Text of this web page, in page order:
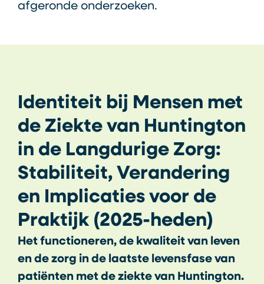
afgeronde onderzoeken.
Identiteit bij Mensen met
de Ziekte van Huntington
in de Langdurige Zorg:
Stabiliteit, Verandering
en Implicaties voor de
Praktijk (2025-heden)
Het functioneren, de kwaliteit van leven
en de zorg in de laatste levensfase van
patiënten met de ziekte van Huntington.